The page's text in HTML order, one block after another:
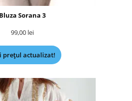
Bluza Sorana 3
99,00 lei
prețul actualizat!